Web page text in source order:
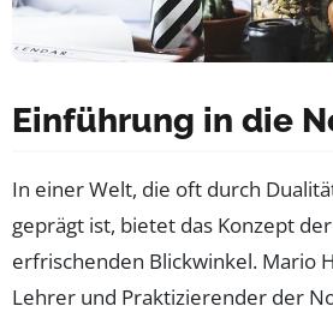
Einführung in die
In einer Welt, die oft durch
geprägt ist, bietet das Konzept
erfrischenden Blickwinkel. Mario
Lehrer und Praktizierender der